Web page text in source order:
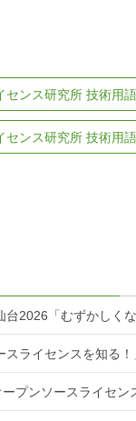
センス研究所 技術用
センス研究所 技術用
2026「むずかしく
スライセンスを知る
プンソースライセ